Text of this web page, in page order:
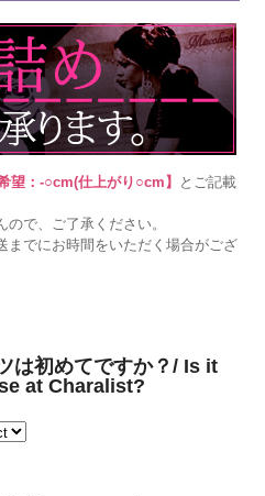
望：-○cm(仕上がり○cm】
とご記載
で、ご了承ください。
までにお時間をいただく場合がござ
は初めてですか？/ Is it
at Charalist?